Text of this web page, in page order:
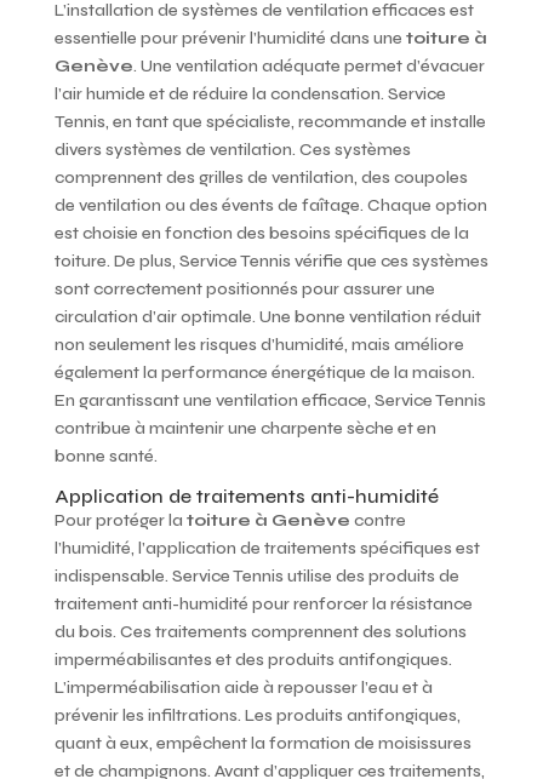
L’installation de systèmes de ventilation efficaces est
essentielle pour prévenir l’humidité dans une toiture à
Genève. Une ventilation adéquate permet d’évacuer
l’air humide et de réduire la condensation. Service
Tennis, en tant que spécialiste, recommande et installe
divers systèmes de ventilation. Ces systèmes
comprennent des grilles de ventilation, des coupoles
de ventilation ou des évents de faîtage. Chaque option
est choisie en fonction des besoins spécifiques de la
toiture. De plus, Service Tennis vérifie que ces systèmes
sont correctement positionnés pour assurer une
circulation d’air optimale. Une bonne ventilation réduit
non seulement les risques d’humidité, mais améliore
également la performance énergétique de la maison.
En garantissant une ventilation efficace, Service Tennis
contribue à maintenir une charpente sèche et en
bonne santé.
Application de traitements anti-humidité
Pour protéger la toiture à Genève contre
l’humidité, l’application de traitements spécifiques est
indispensable. Service Tennis utilise des produits de
traitement anti-humidité pour renforcer la résistance
du bois. Ces traitements comprennent des solutions
imperméabilisantes et des produits antifongiques.
L’imperméabilisation aide à repousser l’eau et à
prévenir les infiltrations. Les produits antifongiques,
quant à eux, empêchent la formation de moisissures
et de champignons. Avant d’appliquer ces traitements,